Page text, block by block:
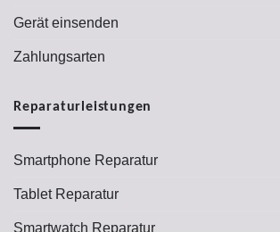
Gerät einsenden
Zahlungsarten
Reparaturleistungen
Smartphone Reparatur
Tablet Reparatur
Smartwatch Reparatur